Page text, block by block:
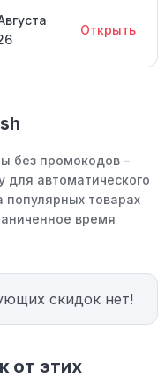
Открыть
без промокодов –
для автоматического
товарах
время
скидок нет!
от этих